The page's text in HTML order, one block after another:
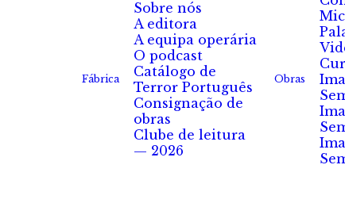
Fábrica
Sobre nós
A editora
A equipa operária
O podcast
Catálogo de
Terror Português
Consignação de
obras
Clube de leitura
— 2026
Obras